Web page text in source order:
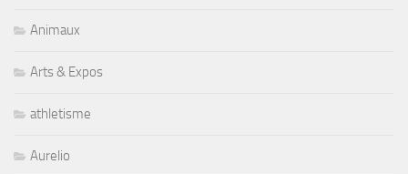
Animaux
Arts & Expos
athletisme
Aurelio